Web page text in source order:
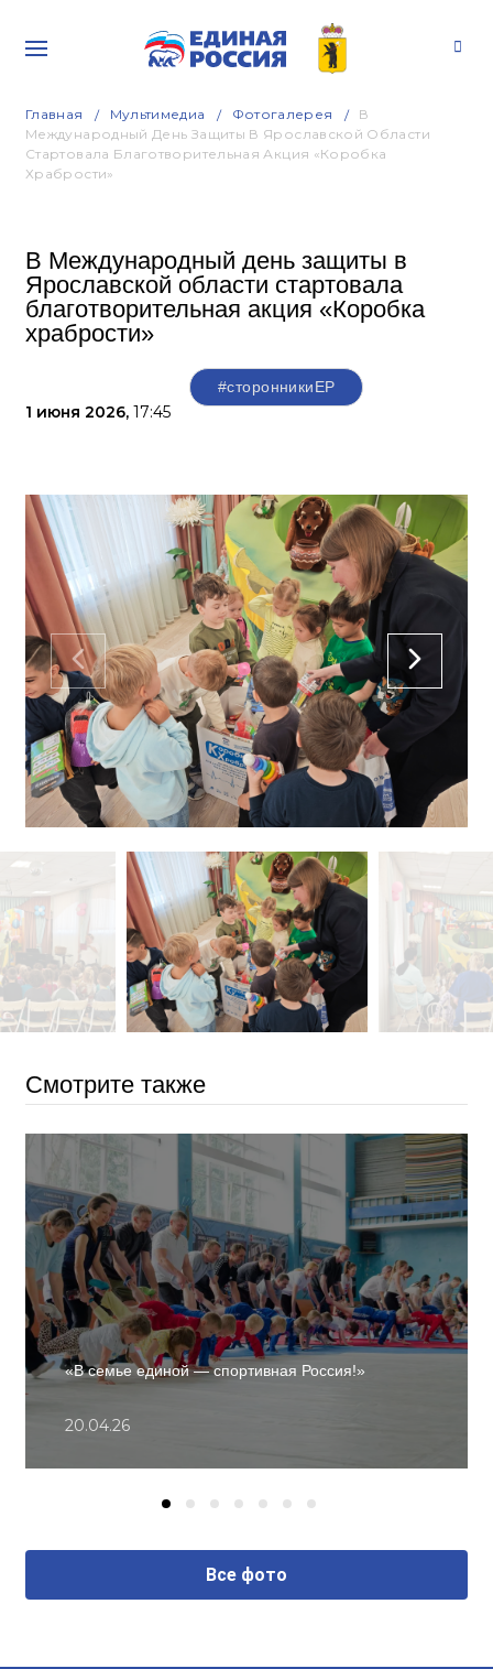
Главная Мультимедиа Фотогалерея
В
Международный День Защиты В Ярославской Области
Стартовала Благотворительная Акция «Коробка
Храбрости»
В Международный день защиты в
Ярославской области стартовала
благотворительная акция «Коробка
храбрости»
1 июня 2026, 17:45
#сторонникиЕР
Смотрите также
«В семье единой — спортивная Россия!»
20.04.26
Все фото